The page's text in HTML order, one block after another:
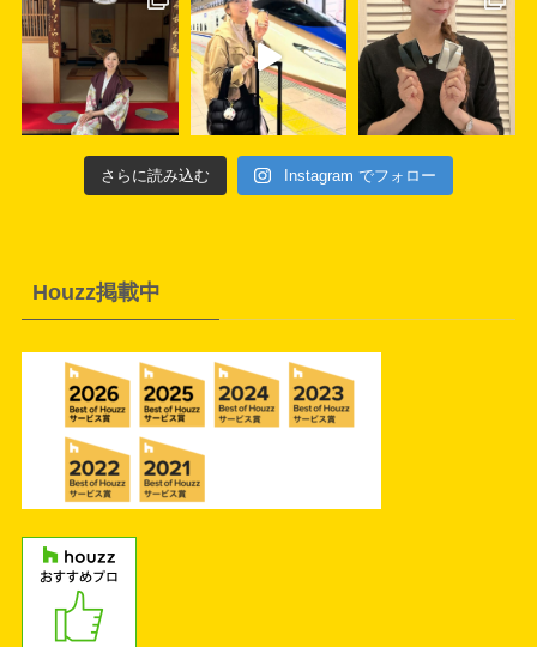
さらに読み込む Instagram でフォロー
Houzz掲載中